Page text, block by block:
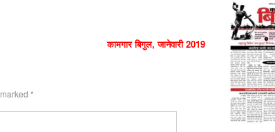
कामगार बिगुल, जानेवारी 2019
*